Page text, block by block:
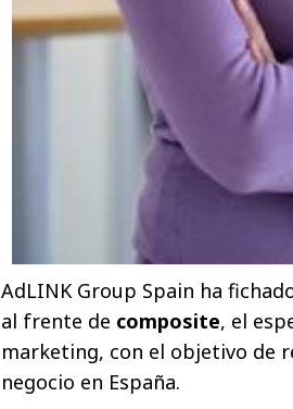
AdLINK Group Spain ha
al frente de composite, el
marketing, con el objetivo de
negocio en España.